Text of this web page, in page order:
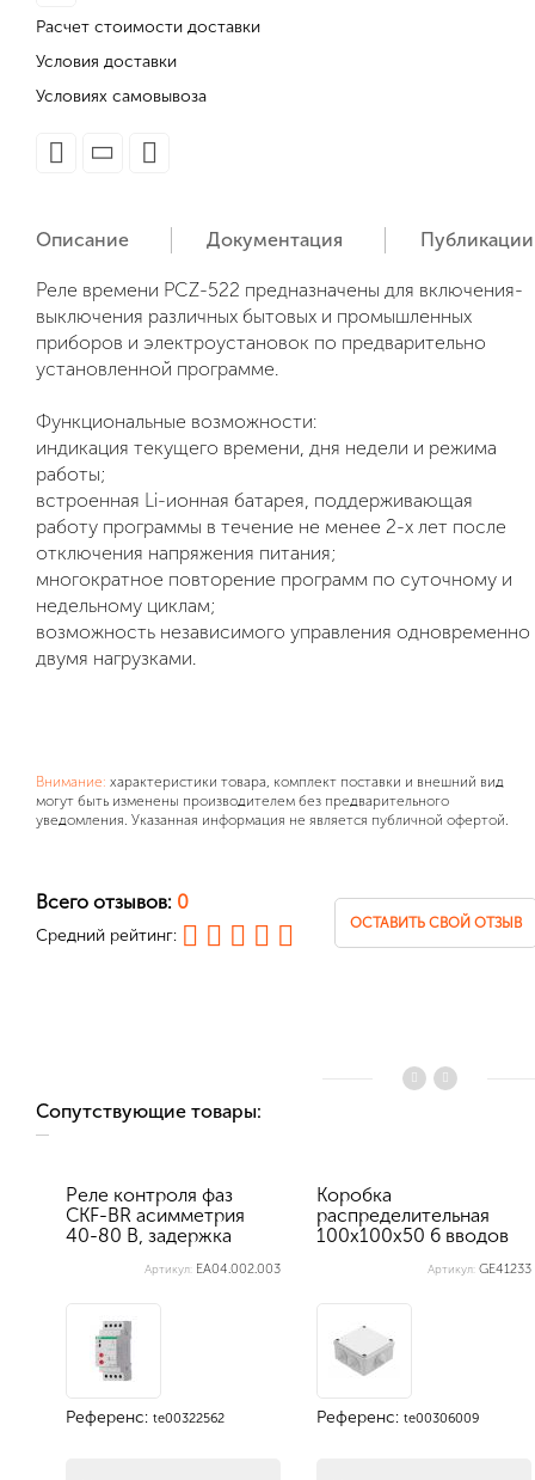
Расчет стоимости доставки
Условия доставки
Условиях самовывоза
Описание Документация Публикации
Реле времени PCZ-522 предназначены для включения-
выключения различных бытовых и промышленных
приборов и электроустановок по предварительно
установленной программе.
Функциональные возможности:
индикация текущего времени, дня недели и режима
работы;
встроенная Li-ионная батарея, поддерживающая
работу программы в течение не менее 2-х лет после
отключения напряжения питания;
многократное повторение программ по суточному и
недельному циклам;
возможность независимого управления одновременно
двумя нагрузками.
Внимание: характеристики товара, комплект поставки и внешний вид
могут быть изменены производителем без предварительного
уведомления. Указанная информация не является публичной офертой.
Всего отзывов: 0
Средний рейтинг:
ОСТАВИТЬ СВОЙ ОТЗЫВ
Сопутствующие товары:
Реле контроля фаз
CKF-BR асимметрия
40-80 В, задержка
Артикул: EA04.002.003
Референс: te00322562
Коробка
распределительная
100х100х50 6 вводов
Артикул: GE41233
Референс: te00306009